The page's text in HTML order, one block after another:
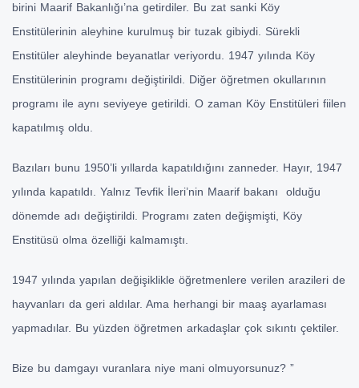
birini Maarif Bakanlığı’na getirdiler. Bu zat sanki Köy
Enstitülerinin aleyhine kurulmuş bir tuzak gibiydi. Sürekli
Enstitüler aleyhinde beyanatlar veriyordu. 1947 yılında Köy
Enstitülerinin programı değiştirildi. Diğer öğretmen okullarının
programı ile aynı seviyeye getirildi. O zaman Köy Enstitüleri fiilen
kapatılmış oldu.
Bazıları bunu 1950’li yıllarda kapatıldığını zanneder. Hayır, 1947
yılında kapatıldı. Yalnız Tevfik İleri’nin Maarif bakanı olduğu
dönemde adı değiştirildi. Programı zaten değişmişti, Köy
Enstitüsü olma özelliği kalmamıştı.
1947 yılında yapılan değişiklikle öğretmenlere verilen arazileri de
hayvanları da geri aldılar. Ama herhangi bir maaş ayarlaması
yapmadılar. Bu yüzden öğretmen arkadaşlar çok sıkıntı çektiler.
Bize bu damgayı vuranlara niye mani olmuyorsunuz? ”